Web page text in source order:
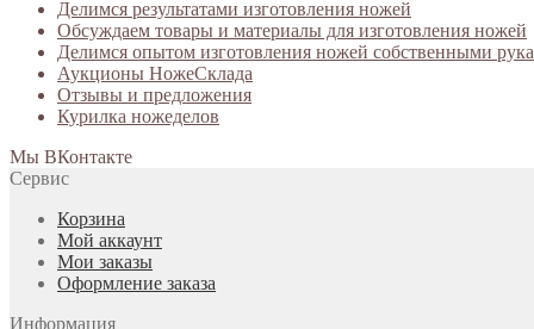
Делимся результатами изготовления ножей
Обсуждаем товары и материалы для изготовления ножей
Делимся опытом изготовления ножей собственными
Аукционы НожеСклада
Отзывы и предложения
Курилка ножеделов
Мы ВКонтакте
Сервис
Корзина
Мой аккаунт
Мои заказы
Оформление заказа
Информация